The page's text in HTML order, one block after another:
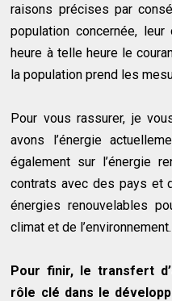
raisons précises par
population concernée,
heure à telle heure le
la population prend les
Pour vous rassurer, je
avons l’énergie
également sur l’énergie
contrats avec des pays et
énergies renouvelables
climat et de l’environnement.
Pour finir, le transfert
rôle clé dans le